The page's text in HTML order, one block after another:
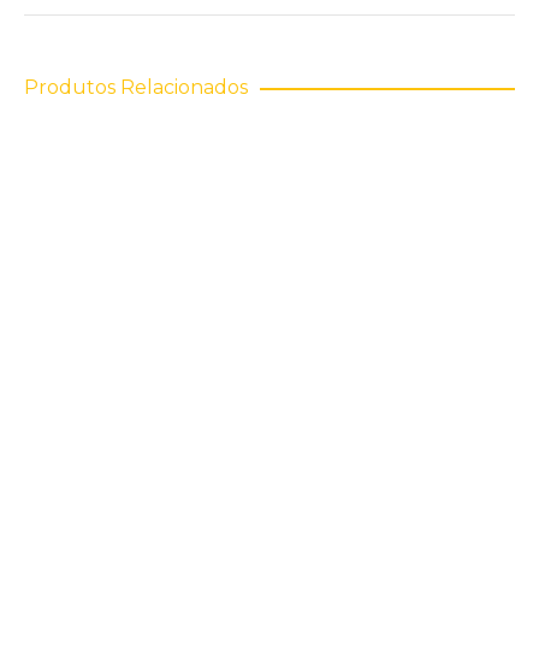
Produtos Relacionados